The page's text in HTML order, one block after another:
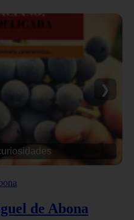
❯
de Abona